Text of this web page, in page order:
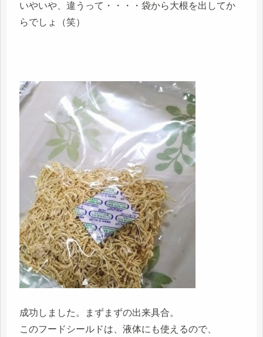
いやいや、違うって・・・・袋から大根を出してか
らでしょ（笑）
成功しました。まずまずの出来具合。
このフードシールドは、液体にも使えるので、